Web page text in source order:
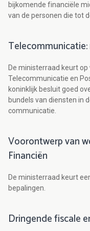
bijkomende financiële
van de personen die tot
De ministerraad keurt
Telecommunicatie en
koninklijk besluit goed
bundels van diensten in
communicatie.
Voorontwerp van
Financiën
De ministerraad keurt
bepalingen.
Dringende fiscale